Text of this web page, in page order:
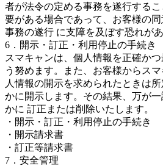
者が法令の定める事務を遂行する
要がある場合であって、お客様の
事務の遂行 に支障を及ぼす恐れがあ
6．開示・訂正・利用停止の手続き
スマキャンは、個人情報を正確か
う努めます。また、お客様からス
人情報の開示を求められたときは
かに開示します。その結果、万が
かに 訂正または削除いたします。
・開示・訂正・利用停止の手続き
・開示請求書
・訂正等請求書
7．安全管理